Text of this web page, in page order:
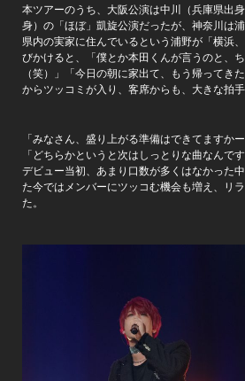
本ツアーのうち、大阪公演は中川（兵庫県出
身）の「ほぼ」凱旋公演だったが、神奈川は
県内の実家に住んでいるという浦野が「横浜
びかけると、「僕とか本田くんが言うのと、
（笑）」「今日の朝に家出て、もう帰ってき
からツッコミが入り、客席からも、大きな拍手
「みなさん、盛り上がる準備はできてますか
「どちらかというと次はしっとりな曲なんで
デビュー当初、あまり口数が多くはなかった
た今ではメンバーにツッコむ機会も増え、リ
た。